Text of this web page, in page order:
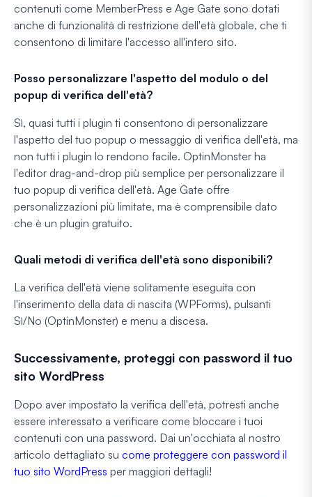
contenuti come MemberPress e Age Gate sono dotati
anche di funzionalità di restrizione dell'età globale, che ti
consentono di limitare l'accesso all'intero sito.
Posso personalizzare l'aspetto del modulo o del
popup di verifica dell'età?
Sì, quasi tutti i plugin ti consentono di personalizzare
l'aspetto del tuo popup o messaggio di verifica dell'età, ma
non tutti i plugin lo rendono facile. OptinMonster ha
l'editor drag-and-drop più semplice per personalizzare il
tuo popup di verifica dell'età. Age Gate offre
personalizzazioni più limitate, ma è comprensibile dato
che è un plugin gratuito.
Quali metodi di verifica dell'età sono disponibili?
La verifica dell'età viene solitamente eseguita con
l'inserimento della data di nascita (WPForms), pulsanti
Sì/No (OptinMonster) e menu a discesa.
Successivamente, proteggi con password il tuo
sito WordPress
Dopo aver impostato la verifica dell'età, potresti anche
essere interessato a verificare come bloccare i tuoi
contenuti con una password. Dai un'occhiata al nostro
articolo dettagliato su come proteggere con password il
tuo sito WordPress per maggiori dettagli!